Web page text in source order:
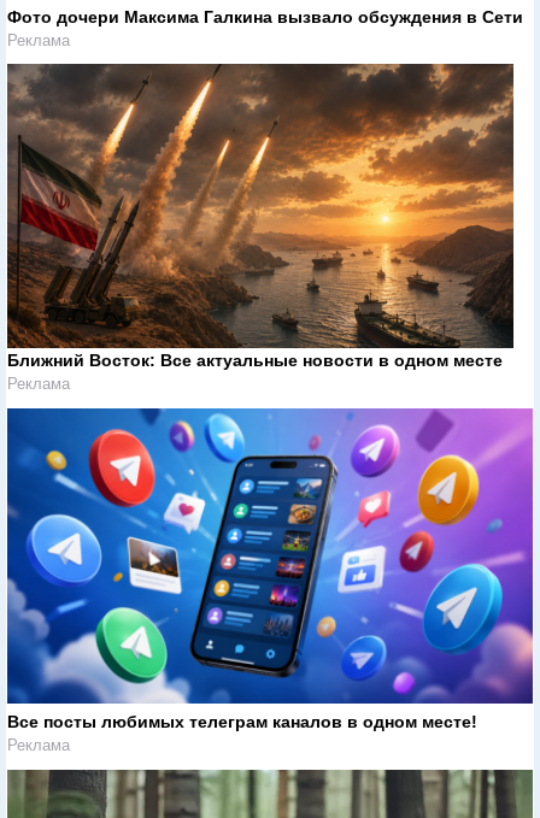
Фото дочери Максима Галкина вызвало обсуждения в Сети
Реклама
Ближний Восток: Все актуальные новости в одном месте
Реклама
Все посты любимых телеграм каналов в одном месте!
Реклама